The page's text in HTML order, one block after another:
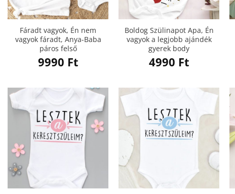
Fáradt vagyok, Én nem
vagyok fáradt, Anya-Baba
páros felső
9990 Ft
Boldog Szülinapot Apa, Én
vagyok a legjobb ajándék
gyerek body
4990 Ft